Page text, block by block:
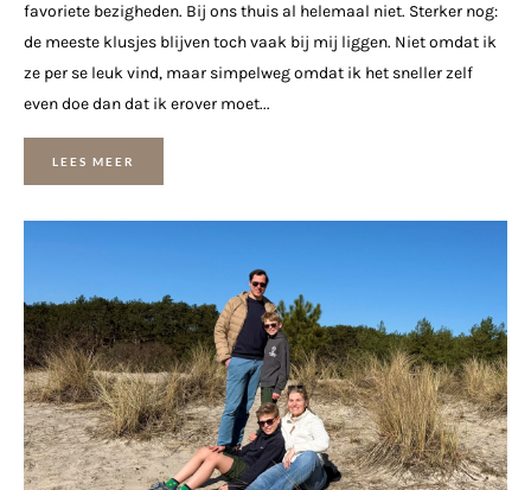
favoriete bezigheden. Bij ons thuis al helemaal niet. Sterker nog:
de meeste klusjes blijven toch vaak bij mij liggen. Niet omdat ik
ze per se leuk vind, maar simpelweg omdat ik het sneller zelf
even doe dan dat ik erover moet...
LEES MEER